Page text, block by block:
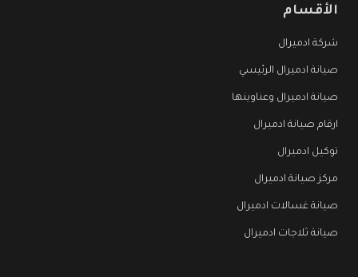
الأقسام
شركة ادميرال
صيانة ادميرال الرئيسي
صيانة ادميرال وعناوينها
ارقام صيانة ادميرال
توكيل ادميرال
مركز صيانة ادميرال
صيانة غسالات ادميرال
صيانة ثلاجات ادميرال